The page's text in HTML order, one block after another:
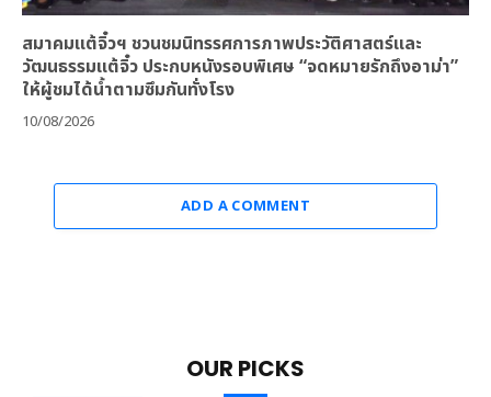
สมาคมแต้จิ๋วฯ ชวนชมนิทรรศการภาพประวัติศาสตร์และ
วัฒนธรรมแต้จิ๋ว ประกบหนังรอบพิเศษ “จดหมายรักถึงอาม่า”
ให้ผู้ชมได้น้ำตามซึมกันทั่งโรง
10/08/2026
ADD A COMMENT
OUR PICKS